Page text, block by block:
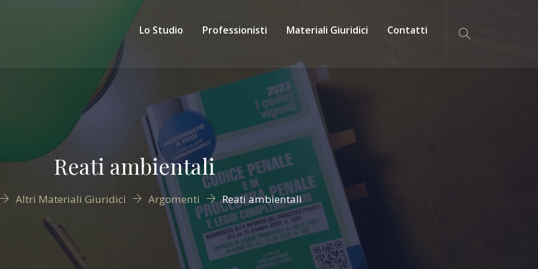
Lo Studio Professionisti Materiali Giuridici Contatti
Reati ambientali
Altri Materiali Giuridici Argomenti Reati ambientali